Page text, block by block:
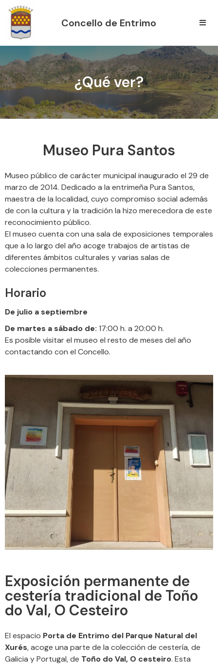
Concello de Entrimo
¿Qué ver?
Museo Pura Santos
Museo público de carácter municipal inaugurado el 29 de
marzo de 2014. Dedicado a la entrimeña Pura Santos,
maestra de la localidad, cuyo compromiso social además
de con la cultura y la tradición la hizo merecedora de este
reconocimiento público.
El museo cuenta con una sala de exposiciones temporales
que a lo largo del año acoge trabajos de artistas de
diferentes ámbitos culturales y varias salas de
colecciones permanentes.
Horario
De julio a septiembre
De martes a sábado de: 17:00 h. a 20:00 h.
Es posible visitar el museo el resto de meses del año
contactando con el Concello.
Exposición permanente de
cestería tradicional de Toño
do Val, O Cesteiro
El espacio Porta de Entrimo del Parque Natural del
Xurés, acoge una parte de la colección de cestería, de
Galicia y Portugal, de Toño do Val, O cesteiro. Esta